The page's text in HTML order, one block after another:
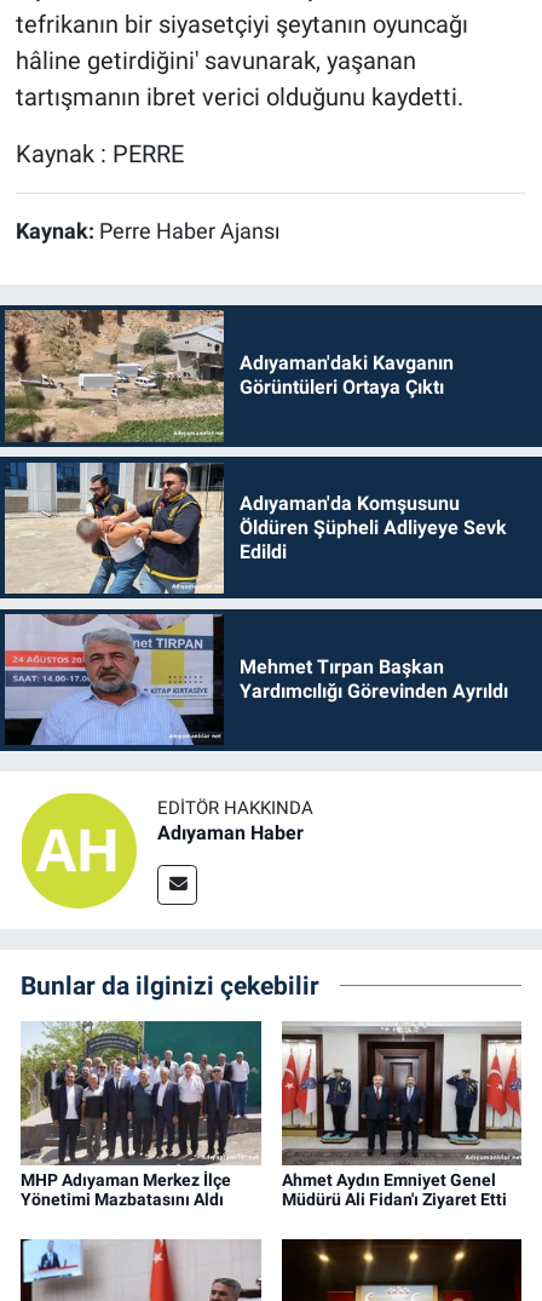
tefrikanın bir siyasetçiyi şeytanın oyuncağı
hâline getirdiğini' savunarak, yaşanan
tartışmanın ibret verici olduğunu kaydetti.
Kaynak : PERRE
Kaynak: Perre Haber Ajansı
Adıyaman'daki Kavganın
Görüntüleri Ortaya Çıktı
Adıyaman'da Komşusunu
Öldüren Şüpheli Adliyeye Sevk
Edildi
Mehmet Tırpan Başkan
Yardımcılığı Görevinden Ayrıldı
EDITÖR HAKKINDA
Adıyaman Haber
Bunlar da ilginizi çekebilir
MHP Adıyaman Merkez İlçe
Yönetimi Mazbatasını Aldı
Ahmet Aydın Emniyet Genel
Müdürü Ali Fidan'ı Ziyaret Etti